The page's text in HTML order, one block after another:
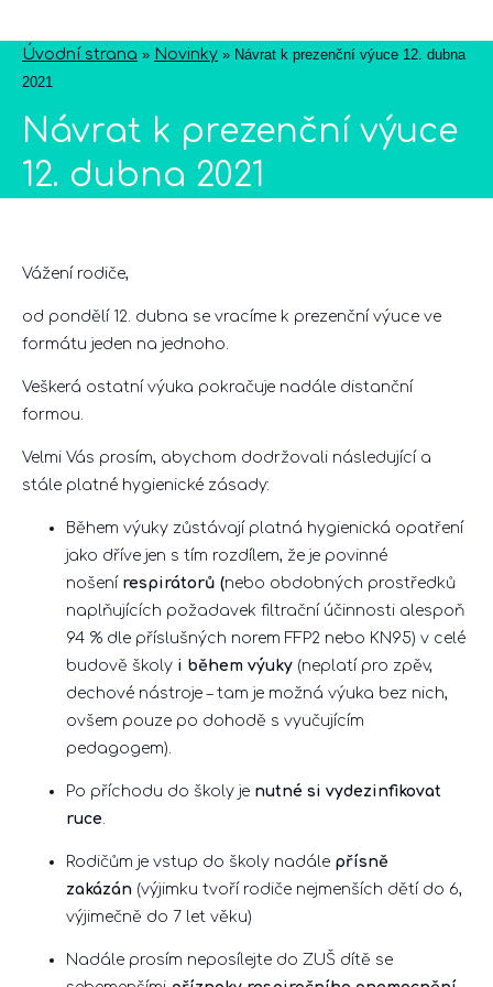
Úvodní strana » Novinky » Návrat k prezenční výuce 12. dubna
2021
Návrat k prezenční výuce
12. dubna 2021
Vážení rodiče,
od pondělí 12. dubna se vracíme k prezenční výuce ve
formátu jeden na jednoho.
Veškerá ostatní výuka pokračuje nadále distanční
formou.
Velmi Vás prosím, abychom dodržovali následující a
stále platné hygienické zásady:
Během výuky zůstávají platná hygienická opatření
jako dříve jen s tím rozdílem, že je povinné
nošení respirátorů (nebo obdobných prostředků
naplňujících požadavek filtrační účinnosti alespoň
94 % dle příslušných norem FFP2 nebo KN95) v celé
budově školy i během výuky (neplatí pro zpěv,
dechové nástroje – tam je možná výuka bez nich,
ovšem pouze po dohodě s vyučujícím
pedagogem).
Po příchodu do školy je nutné si vydezinfikovat
ruce.
Rodičům je vstup do školy nadále přísně
zakázán (výjimku tvoří rodiče nejmenších dětí do 6,
výjimečně do 7 let věku)
Nadále prosím neposílejte do ZUŠ dítě se